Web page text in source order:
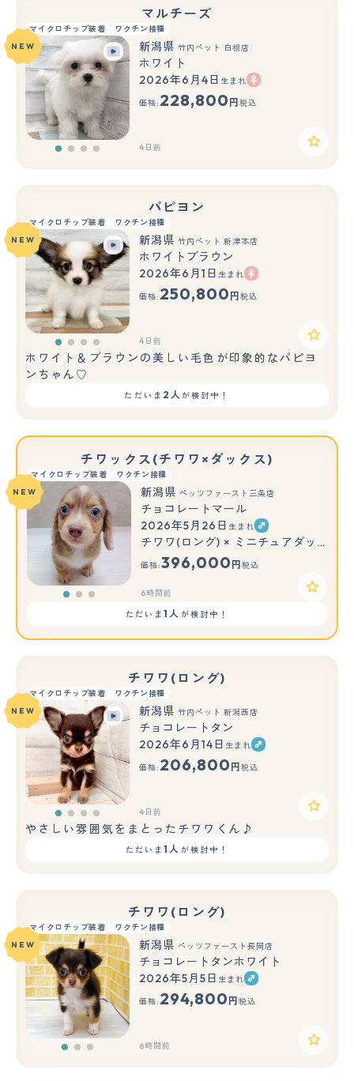
マルチーズ
マイクロチップ装着
ワクチン接種
NEW
新潟県 竹内ペット 白根店
ホワイト
2026年6月4日 生まれ
価格: 228,800 円 税込
4日前
パピヨン
マイクロチップ装着
ワクチン接種
NEW
新潟県 竹内ペット 新津本店
ホワイトブラウン
2026年6月1日 生まれ
価格: 250,800 円 税込
4日前
ホワイト＆ブラウンの美しい毛色が印象的なパピヨ
ンちゃん♡
ただいま 2人が検討中！
チワックス(チワワ×ダックス)
マイクロチップ装着 ワクチン接種
もっと見る
NEW 新潟県 ペッツファースト三条店
チョコレートマール
2026年5月26日 生まれ
チワワ(ロング) × ミニチュアダックスフンド(ロング)
価格:396,000 円 税込
6時間前
ただいま1人 が検討中！
チワワ(ロング)
マイクロチップ装着
ワクチン接種
NEW
新潟県 竹内ペット 新潟西店
チョコレートタン
2026年6月14日 生まれ
価格: 206,800 円 税込
4日前
やさしい雰囲気をまとったチワワくん♪
ただいま1人 が検討中！
チワワ(ロング)
マイクロチップ装着 ワクチン接種
もっと見る
NEW 新潟県 ペッツファースト長岡店
チョコレートタンホワイト
2026年5月5日 生まれ
価格: 294,800 円 税込
6時間前